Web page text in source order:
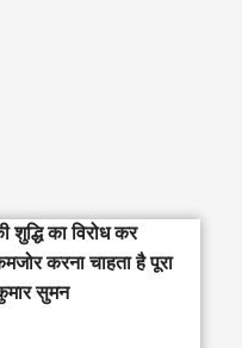
शुद्धि का विरोध कर
करना चाहता है पूरा
सुमन